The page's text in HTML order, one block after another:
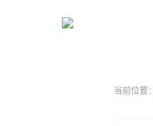
当前位置：